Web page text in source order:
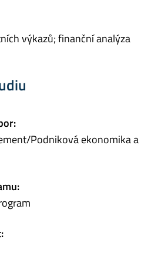
výkazů; finanční analýza
Podniková ekonomika a